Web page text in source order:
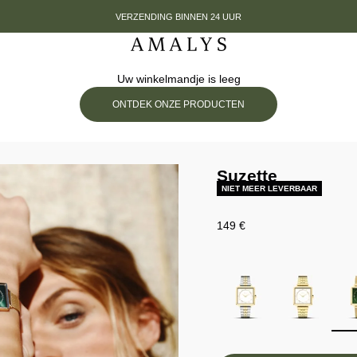
VERZENDING BINNEN 24 UUR
Amalys
Uw winkelmandje is leeg
ONTDEK ONZE PRODUCTEN
Suzette
NIET MEER LEVERBAAR
Prix de vente
149 €